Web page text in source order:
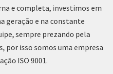
e completa, investimos em
geração e na constante
sempre prezando pela
por isso somos uma empresa
ISO 9001.